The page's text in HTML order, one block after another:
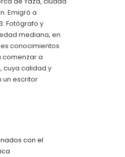
Emigró a
Fotógrafo y
mediana, en
conocimientos
comenzar a
cuya calidad y
un escritor
con el